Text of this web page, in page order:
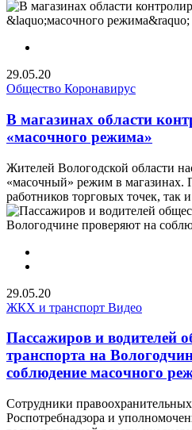
29.05.20
Общество Коронавирус
В магазинах области
«масочного режима»
Жителей Вологодской области
«масочный» режим в магазинах.
работников торговых точек, так
29.05.20
ЖКХ и транспорт Видео
Пассажиров и водителей
транспорта на
соблюдение масочного
Сотрудники
Роспотребнадзора и